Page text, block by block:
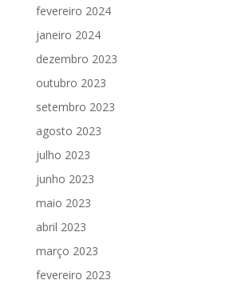
fevereiro 2024
janeiro 2024
dezembro 2023
outubro 2023
setembro 2023
agosto 2023
julho 2023
junho 2023
maio 2023
abril 2023
março 2023
fevereiro 2023